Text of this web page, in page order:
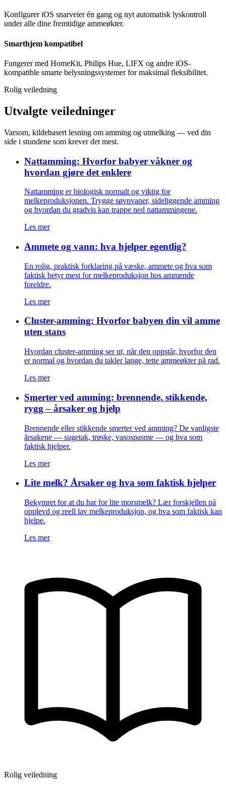
Konfigurer iOS snarveier én gang og nyt automatisk lyskontroll
under alle dine fremtidige ammeøkter.
Smarthjem kompatibel
Fungerer med HomeKit, Philips Hue, LIFX og andre iOS-
kompatible smarte belysningssystemer for maksimal fleksibilitet.
Rolig veiledning
Utvalgte veiledninger
Varsom, kildebasert lesning om amming og utmelking — ved din
side i stundene som krever det mest.
Nattamming: Hvorfor babyer våkner og
hvordan gjøre det enklere
Nattamming er biologisk normalt og viktig for
melkeproduksjonen. Trygge søvnvaner, sideliggende amming
og hvordan du gradvis kan trappe ned nattammingene.
Les mer
Ammete og vann: hva hjelper egentlig?
En rolig, praktisk forklaring på væske, ammete og hva som
faktisk betyr mest for melkeproduksjon hos ammende
foreldre.
Les mer
Cluster-amming: Hvorfor babyen din vil amme
uten stans
Hvordan cluster-amming ser ut, når den oppstår, hvorfor den
er normal og hvordan du takler lange, tette ammeøkter på rad.
Les mer
Smerter ved amming: brennende, stikkende,
rygg – årsaker og hjelp
Brennende eller stikkende smerter ved amming? De vanligste
årsakene — sugetak, trøske, vasospasme — og hva som
faktisk hjelper.
Les mer
Lite melk? Årsaker og hva som faktisk hjelper
Bekymret for at du har for lite morsmelk? Lær forskjellen på
opplevd og reell lav melkeproduksjon, og hva som faktisk kan
hjelpe.
Les mer
Rolig veiledning